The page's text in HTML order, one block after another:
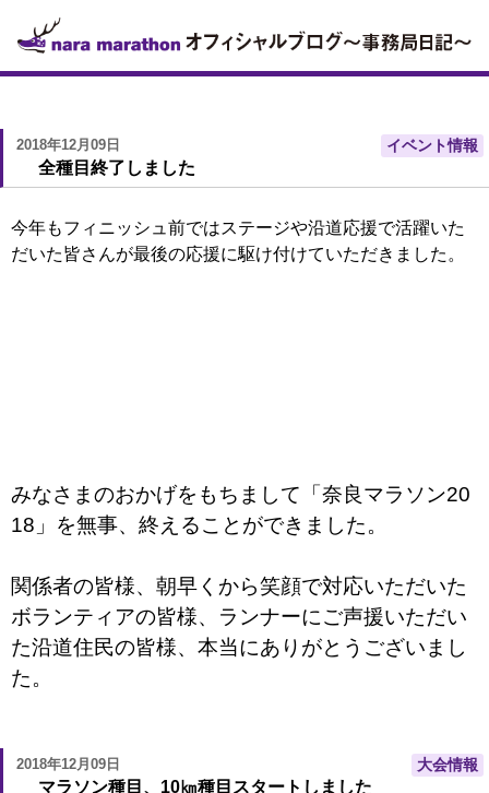
2018年12月09日 イベント情報
全種目終了しました
今年もフィニッシュ前ではステージや沿道応援で活躍いた
だいた皆さんが最後の応援に駆け付けていただきました。
みなさまのおかげをもちまして「奈良マラソン20
18」を無事、終えることができました。
関係者の皆様、朝早くから笑顔で対応いただいた
ボランティアの皆様、ランナーにご声援いただい
た沿道住民の皆様、本当にありがとうございまし
た。
2018年12月09日 大会情報
マラソン種目、10㎞種目スタートしました